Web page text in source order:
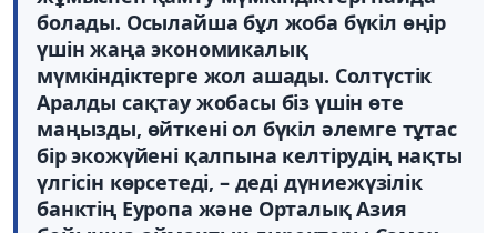
болады. Осылайша бұл жоба бүкіл өңір
үшін жаңа экономикалық
мүмкіндіктерге жол ашады. Солтүстік
Аралды сақтау жобасы біз үшін өте
маңызды, өйткені ол бүкіл әлемге тұтас
бір экожүйені қалпына келтірудің нақты
үлгісін көрсетеді, – деді дүниежүзілік
банктің Еуропа және Орталық Азия